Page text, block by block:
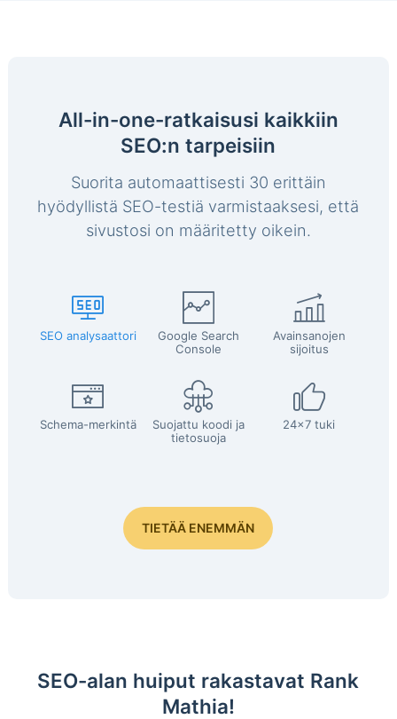
All-in-one-ratkaisusi kaikkiin
SEO:n tarpeisiin
Suorita automaattisesti 30 erittäin
hyödyllistä SEO-testiä varmistaaksesi, että
sivustosi on määritetty oikein.
SEO analysaattori
Google Search
Console
Avainsanojen
sijoitus
Schema-merkintä
Suojattu koodi ja
tietosuoja
24x7 tuki
TIETÄÄ ENEMMÄN
SEO-alan huiput rakastavat Rank
Mathia!